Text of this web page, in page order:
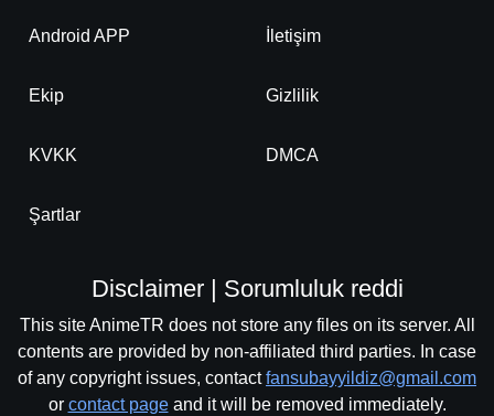
Android APP İletişim
Ekip Gizlilik
KVKK DMCA
Şartlar
Disclaimer | Sorumluluk reddi
This site AnimeTR does not store any files on its server. All
contents are provided by non-affiliated third parties. In case
of any copyright issues, contactfansubayyildiz@gmail.com
or contact pageand it will be removed immediately.